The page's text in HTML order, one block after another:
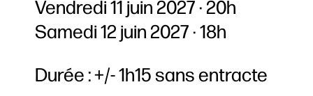
Vendredi 11 juin 2027 20h
Samedi 12 juin 2027 18h
Durée : +/- 1h15 sans entracte